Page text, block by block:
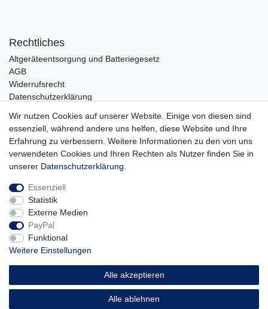
Rechtliches
Altgeräteentsorgung und Batteriegesetz
AGB
Widerrufsrecht
Datenschutzerklärung
Impressum
Service
Zahlungsarten
Lieferung und Abholung
Unternehmen
Über uns
Karriere
Kontakt
Vertrag widerrufen
Wir nutzen Cookies auf unserer Website. Einige von diesen sind
essenziell, während andere uns helfen, diese Website und Ihre
Erfahrung zu verbessern. Weitere Informationen zu den von uns
verwendeten Cookies und Ihren Rechten als Nutzer finden Sie in
unserer Daten­schutz­erklärung
Essenziell
Statistik
Externe Medien
PayPal
Funktional
Weitere Einstellungen
Alle akzeptieren
Alle ablehnen